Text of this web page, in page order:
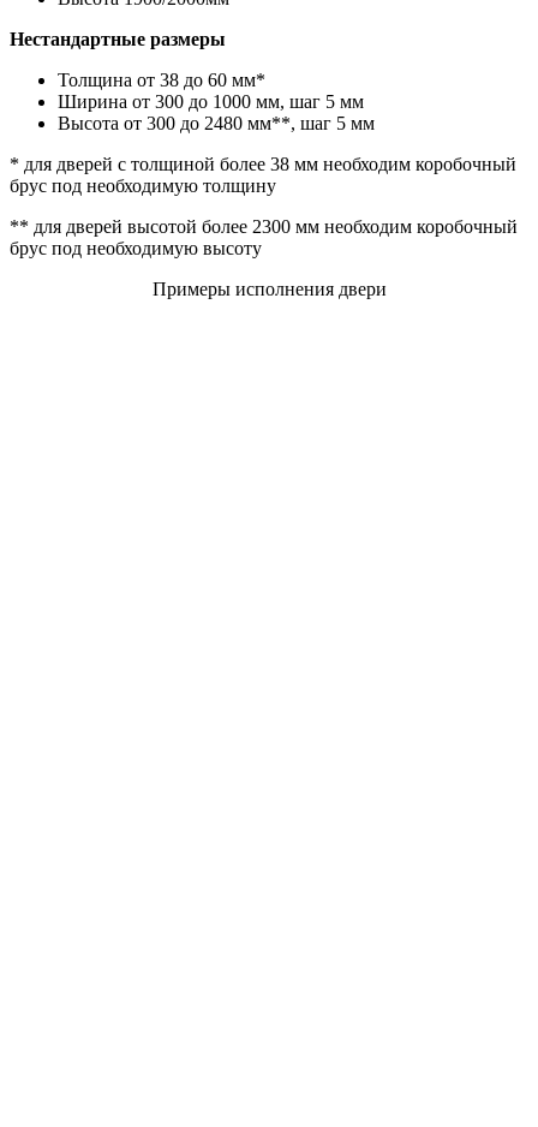
Нестандартные размеры
Толщина от 38 до 60 мм*
Ширина от 300 до 1000 мм, шаг 5 мм
Высота от 300 до 2480 мм**, шаг 5 мм
* для дверей с толщиной более 38 мм необходим коробочный
брус под необходимую толщину
** для дверей высотой более 2300 мм необходим коробочный
брус под необходимую высоту
Примеры исполнения двери